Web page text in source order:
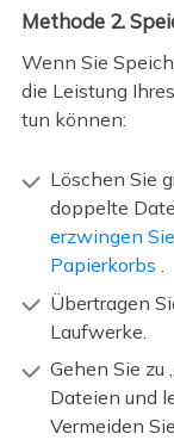
Methode 2.
Wenn Sie
die Leistung
tun können:
Löschen Sie
doppelte
erzwingen
Papierkorbs .
Übertragen
Laufwerke.
Gehen Sie zu
Dateien und
Vermeiden